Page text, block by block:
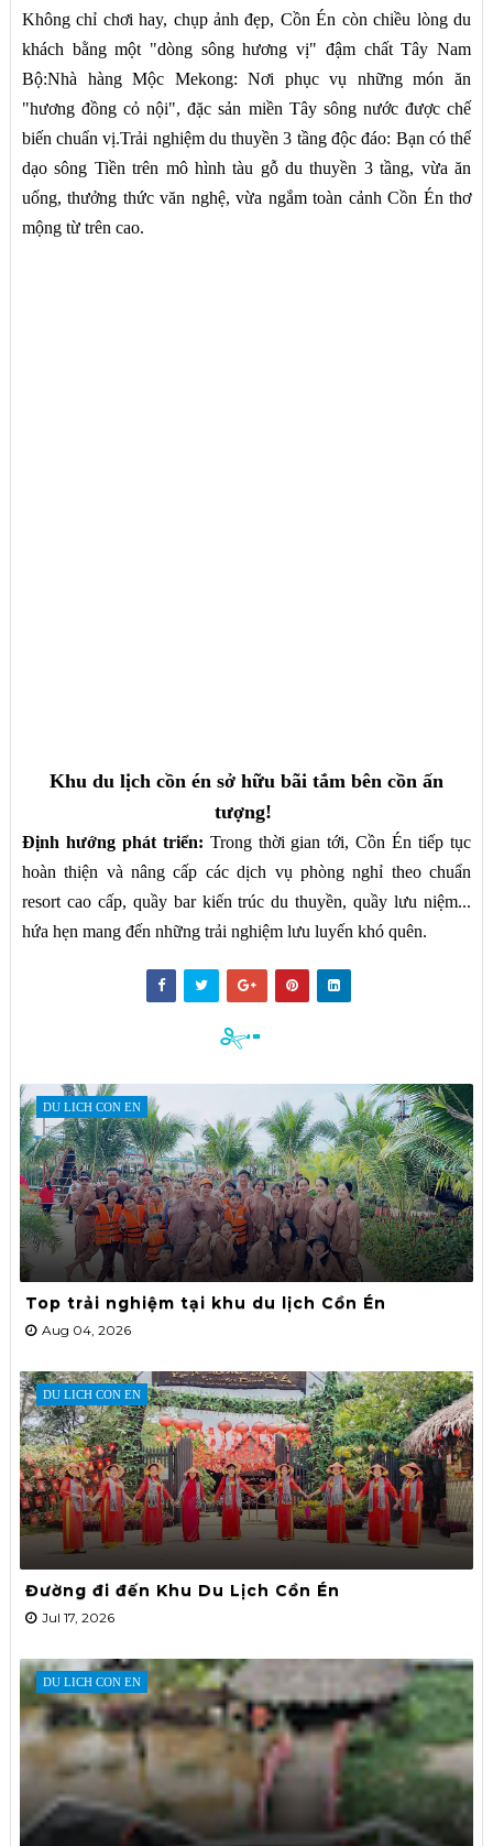
Không chỉ chơi hay, chụp ảnh đẹp, Cồn Én còn chiều lòng du
khách bằng một "dòng sông hương vị" đậm chất Tây Nam
Bộ:Nhà hàng Mộc Mekong: Nơi phục vụ những món ăn
"hương đồng cỏ nội", đặc sản miền Tây sông nước được chế
biến chuẩn vị.Trải nghiệm du thuyền 3 tầng độc đáo: Bạn có thể
dạo sông Tiền trên mô hình tàu gỗ du thuyền 3 tầng, vừa ăn
uống, thưởng thức văn nghệ, vừa ngắm toàn cảnh Cồn Én thơ
mộng từ trên cao.
Khu du lịch cồn én sở hữu bãi tắm bên cồn ấn
tượng!
Định hướng phát triển: Trong thời gian tới, Cồn Én tiếp tục
hoàn thiện và nâng cấp các dịch vụ phòng nghỉ theo chuẩn
resort cao cấp, quầy bar kiến trúc du thuyền, quầy lưu niệm...
hứa hẹn mang đến những trải nghiệm lưu luyến khó quên.
DU LICH CON EN
Top trải nghiệm tại khu du lịch Cồn Én
Aug 04, 2026
DU LICH CON EN
Đường đi đến Khu Du Lịch Cồn Én
Jul 17, 2026
DU LICH CON EN